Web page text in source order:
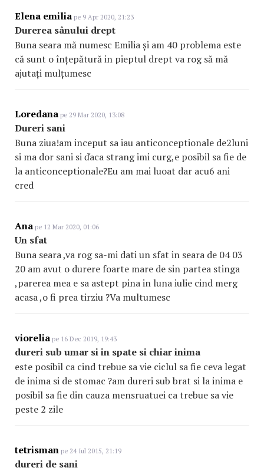
Elena emilia pe 9 Apr 2020, 21:23
Durerea sânului drept
Buna seara mă numesc Emilia și am 40 problema este
că sunt o înțepătură in pieptul drept va rog să mă
ajutați mulțumesc
Loredana pe 29 Mar 2020, 13:08
Dureri sani
Buna ziua!am inceput sa iau anticonceptionale de2luni
si ma dor sani si ďaca strang imi curg,e posibil sa fie de
la anticonceptionale?Eu am mai luoat dar acu6 ani
cred
Ana pe 12 Mar 2020, 01:06
Un sfat
Buna seara ,va rog sa-mi dati un sfat in seara de 04 03
20 am avut o durere foarte mare de sin partea stinga
,parerea mea e sa astept pina in luna iulie cind merg
acasa ,o fi prea tirziu ?Va multumesc
viorelia pe 16 Dec 2019, 19:43
dureri sub umar si in spate si chiar inima
este posibil ca cind trebue sa vie ciclul sa fie ceva legat
de inima si de stomac ?am dureri sub brat si la inima e
posibil sa fie din cauza mensruatuei ca trebue sa vie
peste 2 zile
tetrisman pe 24 Iul 2015, 21:19
dureri de sani